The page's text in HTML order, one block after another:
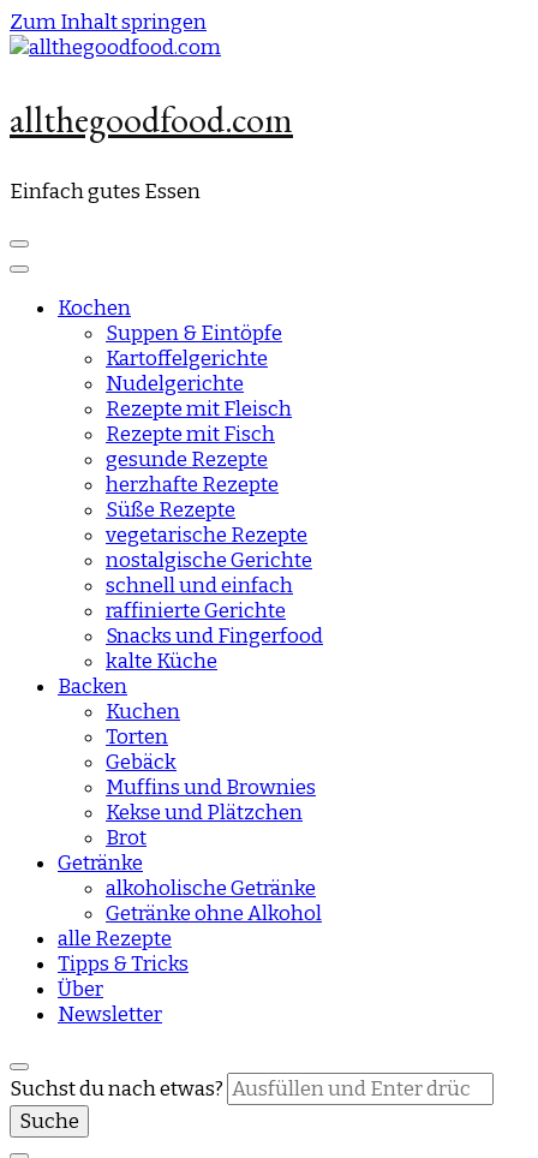
Zum Inhalt springen
allthegoodfood.com
Einfach gutes Essen
Kochen
Suppen & Eintöpfe
Kartoffelgerichte
Nudelgerichte
Rezepte mit Fleisch
Rezepte mit Fisch
gesunde Rezepte
herzhafte Rezepte
Süße Rezepte
vegetarische Rezepte
nostalgische Gerichte
schnell und einfach
raffinierte Gerichte
Snacks und Fingerfood
kalte Küche
Backen
Kuchen
Torten
Gebäck
Muffins und Brownies
Kekse und Plätzchen
Brot
Getränke
alkoholische Getränke
Getränke ohne Alkohol
alle Rezepte
Tipps & Tricks
Über
Newsletter
Suchst du nach etwas?